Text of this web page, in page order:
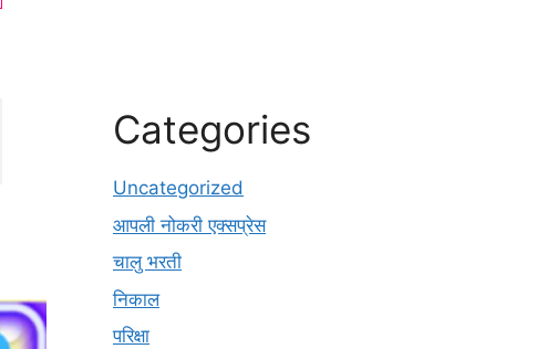
Categories
Uncategorized
आपली नोकरी एक्सप्रेस
चालु भरती
निकाल
परिक्षा